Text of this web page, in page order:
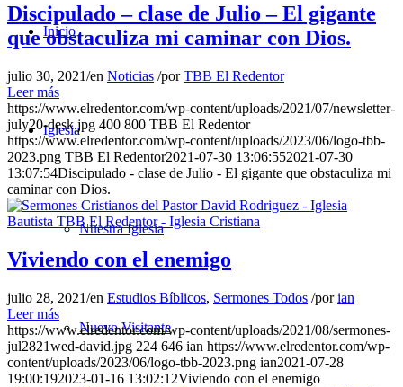
Inicio
Iglesia
Nuestra Iglesia
Nuevo Visitante
Discipulado – clase de Julio – El gigante
que obstaculiza mi caminar con Dios.
julio 30, 2021/en Noticias /porTBB El Redentor
Leer más
https://www.elredentor.com/wp-content/uploads/2021/07/newsletter-
july20-desk.jpg 400 800 TBB El Redentor
https://www.elredentor.com/wp-content/uploads/2023/06/logo-tbb-
2023.png TBB El Redentor2021-07-30 13:06:552021-07-30
13:07:54Discipulado - clase de Julio - El gigante que obstaculiza mi
caminar con Dios.
Viviendo con el enemigo
julio 28, 2021/en Estudios Bíblicos, Sermones Todos /porian
Leer más
https://www.elredentor.com/wp-content/uploads/2021/08/sermones-
jul2821wed-david.jpg 224 646 ian https://www.elredentor.com/wp-
content/uploads/2023/06/logo-tbb-2023.png ian2021-07-28
19:00:192023-01-16 13:02:12Viviendo con el enemigo